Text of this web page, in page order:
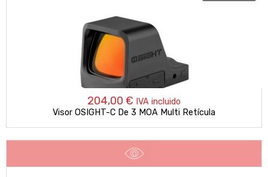
204,00 € IVA incluido
Visor OSIGHT-C De 3 MOA Multi Retícula